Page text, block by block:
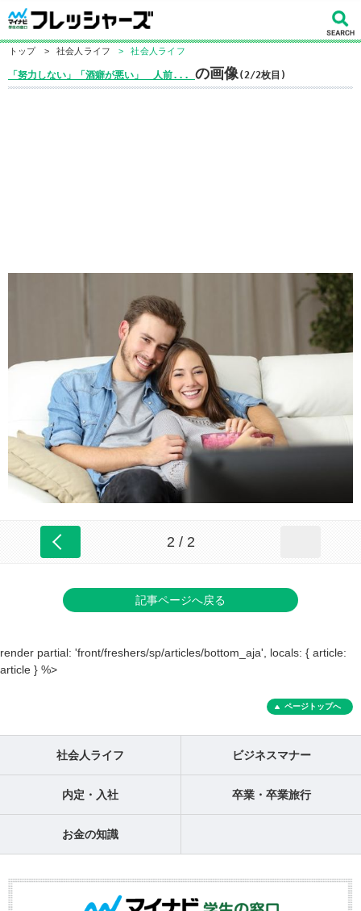
トップ > 社会人ライフ > 社会人ライフ
「努力しない」「酒癖が悪い」 人前... の画像(2/2枚目)
2 / 2
記事ページへ戻る
render partial: 'front/freshers/sp/articles/bottom_aja', locals: { article:
article } %>
ページトップへ
社会人ライフ ビジネスマナー
内定・入社 卒業・卒業旅行
お金の知識